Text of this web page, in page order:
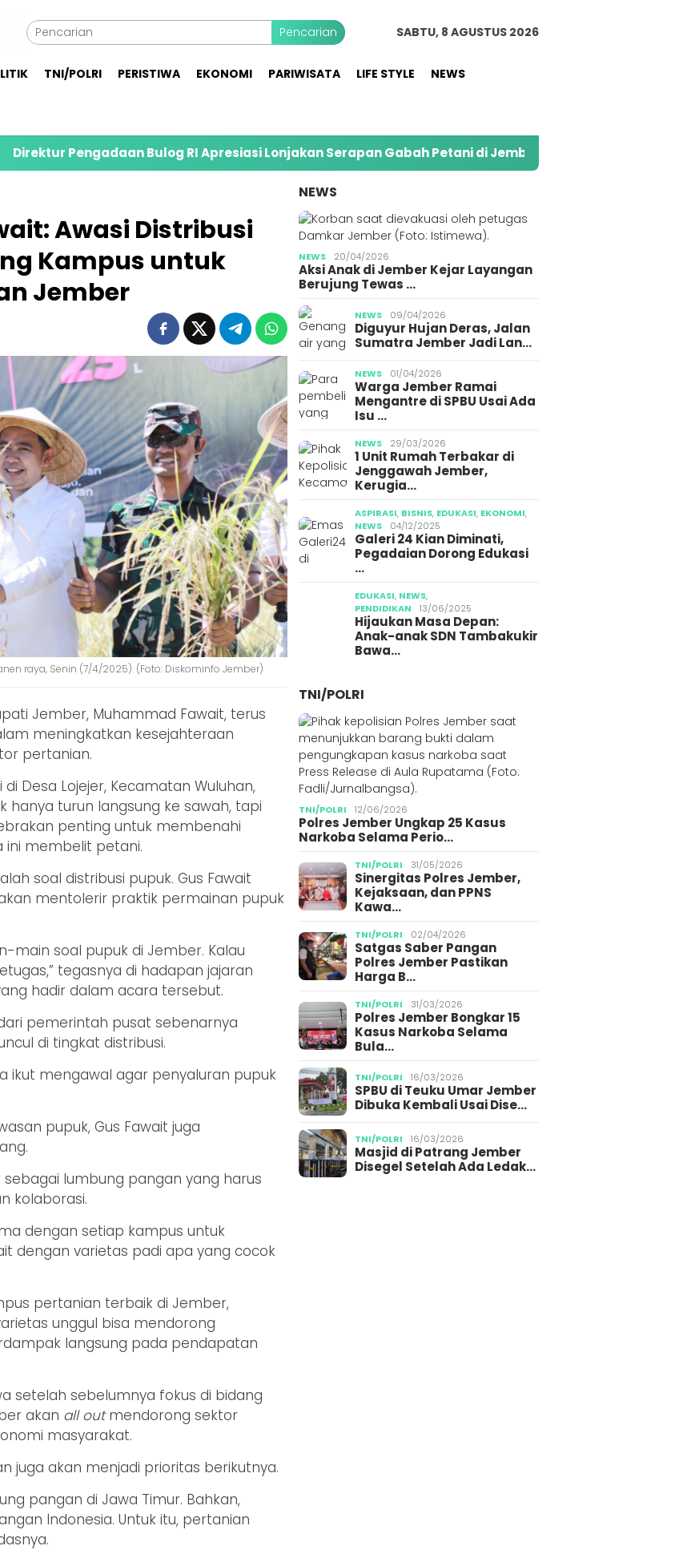
Pencarian SABTU, 8 AGUSTUS 2026
TNI/POLRI PERISTIWA EKONOMI PARIWISATA LIFE STYLE NEWS
Bulog RI Apresiasi Lonjakan Serapan Gabah Petani di Jember Kolaborasi Alfamart dan
Awasi Distribusi
Kampus untuk
Jember
raya, Senin (7/4/2025). (Foto: Diskominfo Jember)
Jember, Muhammad Fawait, terus
meningkatkan kesejahteraan
pertanian.
Desa Lojejer, Kecamatan Wuluhan,
hanya turun langsung ke sawah, tapi
penting untuk membenahi
ini membelit petani.
soal distribusi pupuk. Gus Fawait
mentolerir praktik permainan pupuk
main soal pupuk di Jember. Kalau
tegasnya di hadapan jajaran
hadir dalam acara tersebut.
pemerintah pusat sebenarnya
di tingkat distribusi.
ikut mengawal agar penyaluran pupuk
pupuk, Gus Fawait juga
lumbung pangan yang harus
kolaborasi.
dengan setiap kampus untuk
dengan varietas padi apa yang cocok
pertanian terbaik di Jember,
unggul bisa mendorong
langsung pada pendapatan
setelah sebelumnya fokus di bidang
akan all outmendorong sektor
masyarakat.
juga akan menjadi prioritas berikutnya.
pangan di Jawa Timur. Bahkan,
Indonesia. Untuk itu, pertanian
NEWS
NEWS 20/04/2026
Aksi Anak di Jember Kejar Layangan
Berujung Tewas …
NEWS 09/04/2026
Diguyur Hujan Deras, Jalan
Sumatra Jember Jadi Lan…
NEWS 01/04/2026
Warga Jember Ramai
Mengantre di SPBU Usai Ada
Isu …
NEWS 29/03/2026
1 Unit Rumah Terbakar di
Jenggawah Jember,
Kerugia…
ASPIRASI, BISNIS, EDUKASI, EKONOMI,
NEWS
04/12/2025
Galeri 24 Kian Diminati,
Pegadaian Dorong Edukasi
…
EDUKASI, NEWS,
PENDIDIKAN
13/06/2025
Hijaukan Masa Depan:
Anak-anak SDN Tambakukir
Bawa…
TNI/POLRI
TNI/POLRI 12/06/2026
Polres Jember Ungkap 25 Kasus
Narkoba Selama Perio…
TNI/POLRI 31/05/2026
Sinergitas Polres Jember,
Kejaksaan, dan PPNS
Kawa…
TNI/POLRI 02/04/2026
Satgas Saber Pangan
Polres Jember Pastikan
Harga B…
TNI/POLRI 31/03/2026
Polres Jember Bongkar 15
Kasus Narkoba Selama
Bula…
TNI/POLRI 16/03/2026
SPBU di Teuku Umar Jember
Dibuka Kembali Usai Dise…
TNI/POLRI 16/03/2026
Masjid di Patrang Jember
Disegel Setelah Ada Ledak…